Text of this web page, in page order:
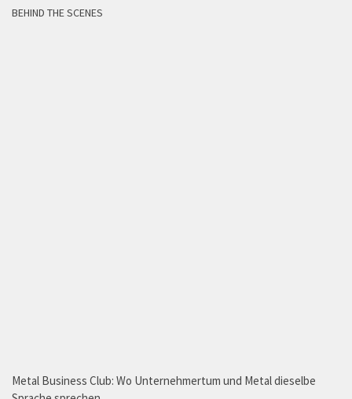
BEHIND THE SCENES
Metal Business Club: Wo Unternehmertum und Metal dieselbe